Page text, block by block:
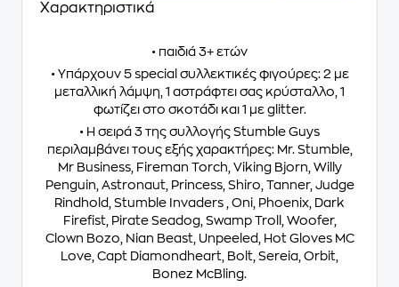
Χαρακτηριστικά
• παιδιά 3+ ετών
• Υπάρχουν 5 special συλλεκτικές φιγούρες: 2 με
μεταλλική λάμψη, 1 αστράφτει σας κρύσταλλο, 1
φωτίζει στο σκοτάδι και 1 με glitter.
• Η σειρά 3 της συλλογής Stumble Guys
περιλαμβάνει τους εξής χαρακτήρες: Mr. Stumble,
Mr Business, Fireman Torch, Viking Bjorn, Willy
Penguin, Astronaut, Princess, Shiro, Tanner, Judge
Rindhold, Stumble Invaders , Oni, Phoenix, Dark
Firefist, Pirate Seadog, Swamp Troll, Woofer,
Clown Bozo, Nian Beast, Unpeeled, Hot Gloves MC
Love, Capt Diamondheart, Bolt, Sereia, Orbit,
Bonez McBling.